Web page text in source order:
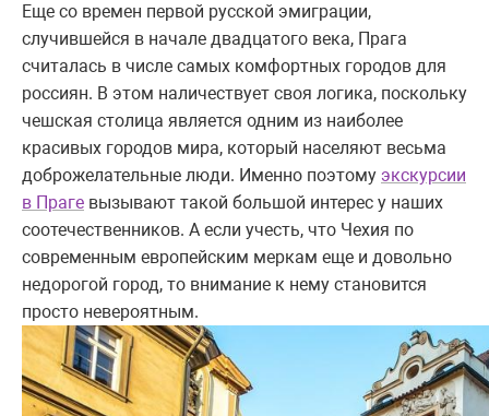
Еще со времен первой русской эмиграции,
случившейся в начале двадцатого века, Прага
считалась в числе самых комфортных городов для
россиян. В этом наличествует своя логика, поскольку
чешская столица является одним из наиболее
красивых городов мира, который населяют весьма
доброжелательные люди. Именно поэтому экскурсии
в Праге вызывают такой большой интерес у наших
соотечественников. А если учесть, что Чехия по
современным европейским меркам еще и довольно
недорогой город, то внимание к нему становится
просто невероятным.